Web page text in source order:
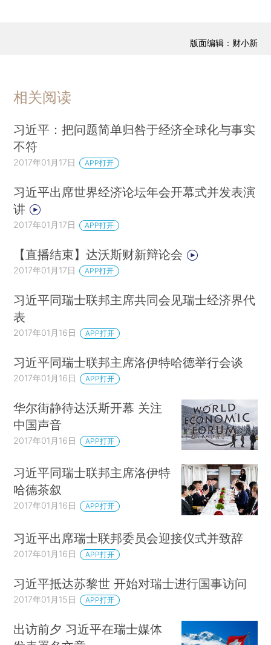
版面编辑：财小新
相关阅读
习近平：把问题简单归咎于经济全球化与事实
不符
2017年01月17日 APP打开
习近平出席世界经济论坛年会开幕式并发表演
讲
2017年01月17日 APP打开
【直播结束】达沃斯财新辩论会
2017年01月17日 APP打开
习近平同瑞士联邦主席共同会见瑞士经济界代
表
2017年01月16日 APP打开
习近平同瑞士联邦主席洛伊特哈德举行会谈
2017年01月16日 APP打开
华尔街静待达沃斯开幕 关注
中国声音
2017年01月16日 APP打开
习近平同瑞士联邦主席洛伊特
哈德茶叙
2017年01月16日 APP打开
习近平出席瑞士联邦委员会迎接仪式并致辞
2017年01月16日 APP打开
习近平抵达苏黎世 开始对瑞士进行国事访问
2017年01月15日 APP打开
出访前夕 习近平在瑞士媒体